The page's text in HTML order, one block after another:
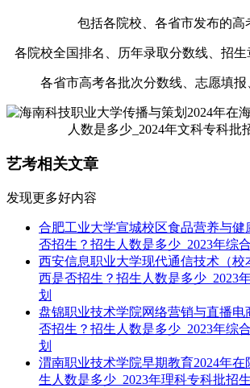
包括各院校、各省市发布的高
各院校全国排名、历年录取分数线、招生
各省市高考各批次分数线、志愿填报
艺考相关文章
发现更多好内容
合肥工业大学宣城校区食品营养与健
否招生？招生人数是多少_2023年综
西安信息职业大学现代通信技术（校
西是否招生？招生人数是多少_2023
划
盘锦职业技术学院网络营销与直播电
否招生？招生人数是多少_2023年综
划
渭南职业技术学院早期教育2024年
生人数是多少_2023年理科专科批招